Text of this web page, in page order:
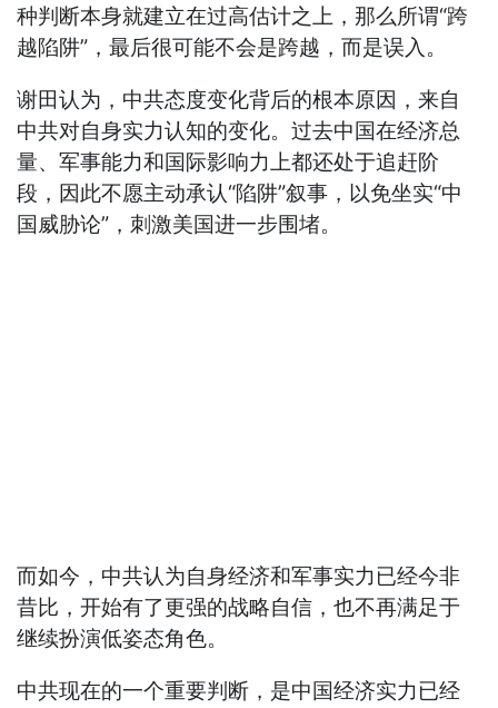
种判断本身就建立在过高估计之上，那么所谓“跨
越陷阱”，最后很可能不会是跨越，而是误入。
谢田认为，中共态度变化背后的根本原因，来自
中共对自身实力认知的变化。过去中国在经济总
量、军事能力和国际影响力上都还处于追赶阶
段，因此不愿主动承认“陷阱”叙事，以免坐实“中
国威胁论”，刺激美国进一步围堵。
而如今，中共认为自身经济和军事实力已经今非
昔比，开始有了更强的战略自信，也不再满足于
继续扮演低姿态角色。
中共现在的一个重要判断，是中国经济实力已经